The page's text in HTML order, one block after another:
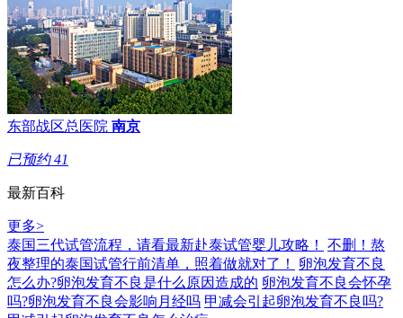
东部战区总医院 南京
已预约 41
最新百科
更多>
泰国三代试管流程，请看最新赴泰试管婴儿攻略！
不删！熬
夜整理的泰国试管行前清单，照着做就对了！
卵泡发育不良
怎么办?卵泡发育不良是什么原因造成的 卵泡发育不良会怀孕
吗?卵泡发育不良会影响月经吗 甲减会引起卵泡发育不良吗?